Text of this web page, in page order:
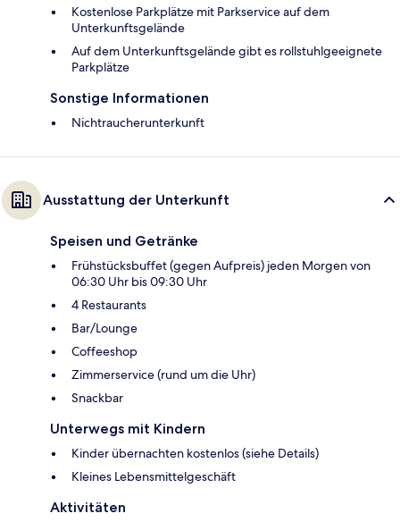
Kostenlose Parkplätze mit Parkservice auf dem
Unterkunftsgelände
Auf dem Unterkunftsgelände gibt es rollstuhlgeeignete
Parkplätze
Sonstige Informationen
Nichtraucherunterkunft
Ausstattung der Unterkunft
Speisen und Getränke
Frühstücksbuffet (gegen Aufpreis) jeden Morgen von
06:30 Uhr bis 09:30 Uhr
4 Restaurants
Bar/Lounge
Coffeeshop
Zimmerservice (rund um die Uhr)
Snackbar
Unterwegs mit Kindern
Kinder übernachten kostenlos (siehe Details)
Kleines Lebensmittelgeschäft
Aktivitäten